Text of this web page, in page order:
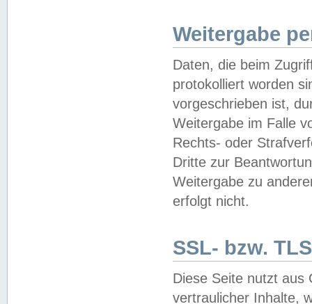
Weitergabe
Daten, die beim
protokolliert worden
vorgeschrieben ist,
Weitergabe im Falle
Rechts- oder
Dritte zur
Weitergabe zu
erfolgt nicht.
SSL- bzw.
Diese Seite nutzt aus
vertraulicher Inhalte,